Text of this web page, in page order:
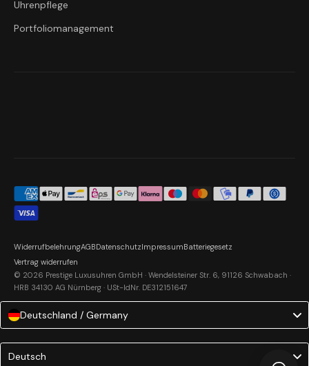
Uhrenpflege
Portfoliomanagement
© 2026 Prestige Luxusuhren GmbH · Wendelsteiner Str. 6, 91126 Schwabach ·
HRB 34130 AG Nürnberg · USt-IdNr. DE312151647
WiderrufbelehrungAGBDatenschutzImpressumBatteriegesetz
Vertrag widerrufen
Deutschland / Germany
Language
Deutsch